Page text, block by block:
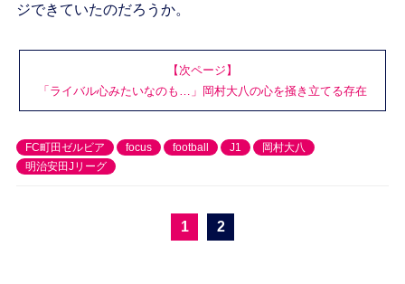
ジできていたのだろうか。
【次ページ】
「ライバル心みたいなのも…」岡村大八の心を掻き立てる存在
FC町田ゼルビア focus football J1
岡村大八
明治安田Jリーグ
1 2